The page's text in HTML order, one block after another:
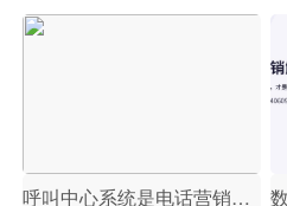
呼叫中心系统是电话营销的好帮手